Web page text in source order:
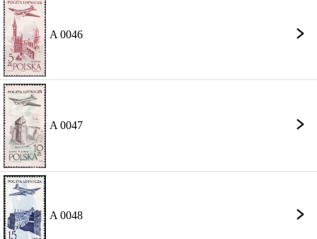
A 0046
A 0047
A 0048